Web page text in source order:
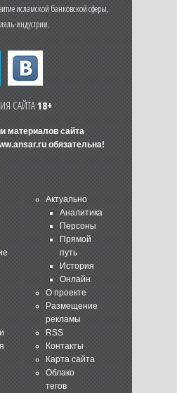
исламской банковской сферы,
индустрии.
САЙТА18+
материалов сайта
обязательна!
Актуально
Аналитика
Персоны
Прямой
путь
История
Онлайн
О проекте
Размещение
рекламы
RSS
Контакты
Карта сайта
Облако
тегов